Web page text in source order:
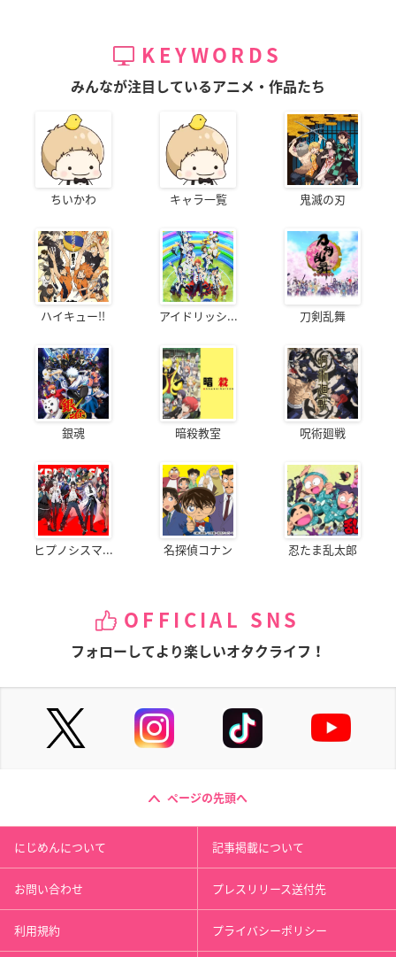
KEYWORDS
みんなが注目しているアニメ・作品たち
ちいかわ キャラ一覧 鬼滅の刃
ハイキュー!! アイドリッシ... 刀剣乱舞
銀魂 暗殺教室 呪術廻戦
ヒプノシスマ... 名探偵コナン 忍たま乱太郎
OFFICIAL SNS
フォローしてより楽しいオタクライフ！
ページの先頭へ
にじめんについて 記事掲載について
お問い合わせ プレスリリース送付先
利用規約 プライバシーポリシー